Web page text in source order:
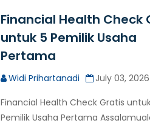
Financial Health Check
untuk 5 Pemilik Usaha
Pertama
Widi Prihartanadi
July 03, 2026
Financial Health Check Gratis
Pemilik Usaha Pertama